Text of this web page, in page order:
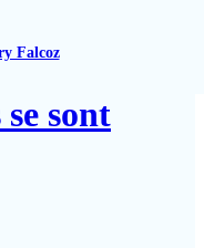
Falcoz
sont